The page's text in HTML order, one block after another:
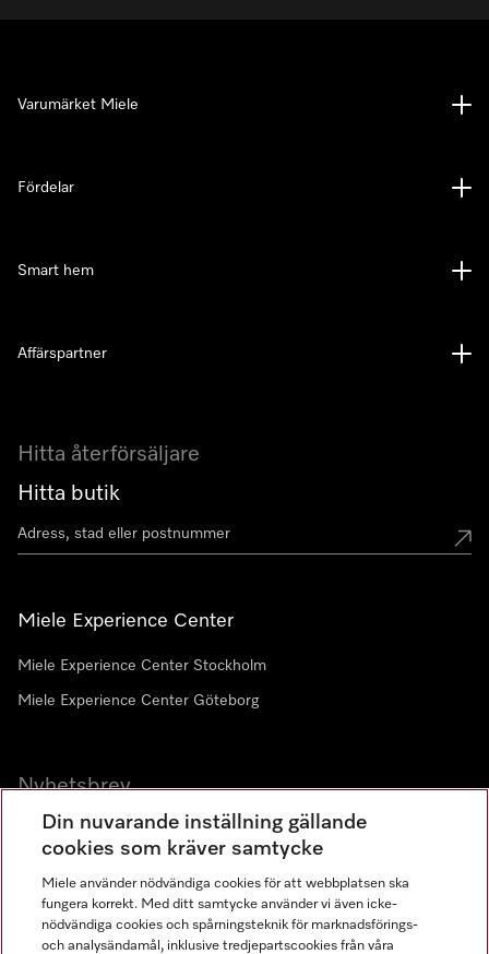
Hitta återförsäljare
Hitta butik
Miele Experience Center
Miele Experience Center Stockholm
Miele Experience Center Göteborg
Nyhetsbrev
Gå med i vår gemenskap
Varumärket Miele
Fördelar
Smart hem
Affärspartner
Din nuvarande inställning gällande
cookies som kräver samtycke
Miele använder nödvändiga cookies för att webbplatsen ska
fungera korrekt. Med ditt samtycke använder vi även icke-
nödvändiga cookies och spårningsteknik för marknadsförings-
och analysändamål, inklusive tredjepartscookies från våra